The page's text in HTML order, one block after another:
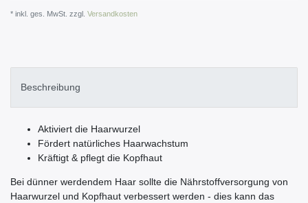
* inkl. ges. MwSt. zzgl. Versandkosten
Beschreibung
Aktiviert die Haarwurzel
Fördert natürliches Haarwachstum
Kräftigt & pflegt die Kopfhaut
Bei dünner werdendem Haar sollte die Nährstoffversorgung von
Haarwurzel und Kopfhaut verbessert werden - dies kann das